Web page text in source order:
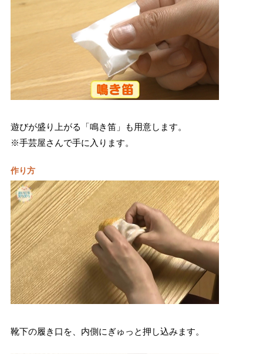
遊びが盛り上がる「鳴き笛」も用意します。
※手芸屋さんで手に入ります。
作り方
靴下の履き口を、内側にぎゅっと押し込みます。